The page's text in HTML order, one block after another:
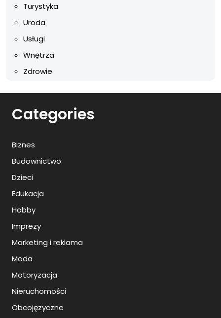
Turystyka
Uroda
Usługi
Wnętrza
Zdrowie
Categories
Biznes
Budownictwo
Dzieci
Edukacja
Hobby
Imprezy
Marketing i reklama
Moda
Motoryzacja
Nieruchomości
Obcojęzyczne